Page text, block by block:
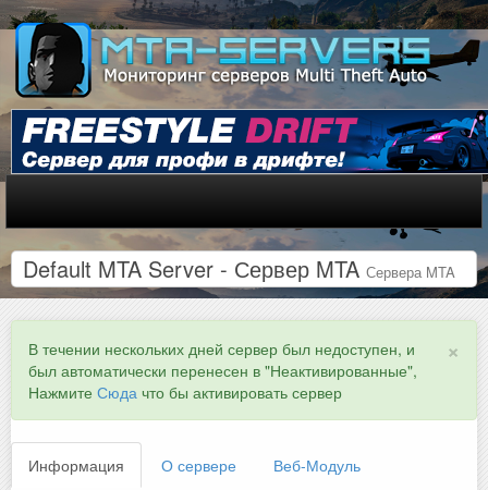
Default MTA Server - Сервер MTA Сервера MTA
×
В течении нескольких дней сервер был недоступен, и
был автоматически перенесен в "Неактивированные",
Нажмите Сюда что бы активировать сервер
Информация О сервере Веб-Модуль